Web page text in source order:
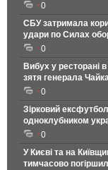
0
СБУ затримала
удари по Силах
0
Вибух у ресторані
зятя генерала
0
Зірковий
одноклубником
0
У Києві та на
тимчасово